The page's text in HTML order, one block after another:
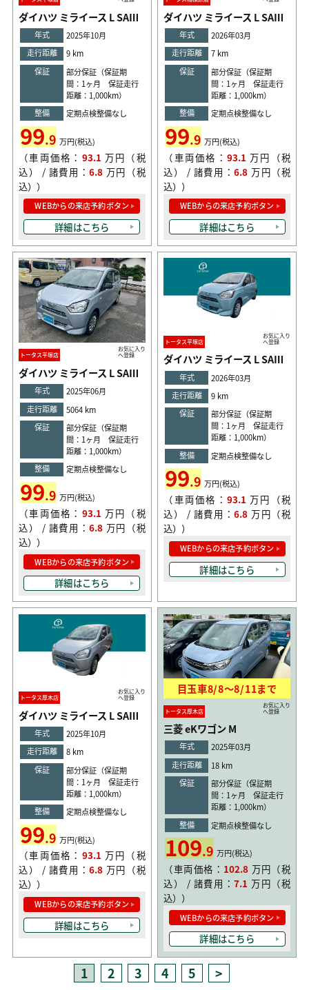
ダイハツ ミライース L SAⅢ
年式
2025年10月
走行距離
9 km
保証
部分保証（保証期
間：1ヶ月 保証走行
距離：1,000km）
整備
定期点検整備なし
99.9 万円(税込)
（車両価格： 93.1 万円（税
込） / 諸費用：6.8 万円（税
込））
WEBからの来店予約ボタン
詳細はこちら
ダイハツ ミライース L SAⅢ
年式
2026年03月
走行距離
7 km
保証
部分保証（保証期
間：1ヶ月 保証走行
距離：1,000km）
整備
定期点検整備なし
99.9 万円(税込)
（車両価格： 93.1 万円（税
込） / 諸費用：6.8 万円（税
込））
WEBからの来店予約ボタン
詳細はこちら
トータス平塚店
お気に入り
へ登録
ダイハツ ミライース L SAⅢ
年式
2025年06月
走行距離
5064 km
保証
部分保証（保証期
間：1ヶ月 保証走行
距離：1,000km）
整備
定期点検整備なし
99.9 万円(税込)
（車両価格： 93.1 万円（税
込） / 諸費用：6.8 万円（税
込））
WEBからの来店予約ボタン
詳細はこちら
トータス平塚店
お気に入り
へ登録
ダイハツ ミライース L SAⅢ
年式
2026年03月
走行距離
9 km
保証
部分保証（保証期
間：1ヶ月 保証走行
距離：1,000km）
整備
定期点検整備なし
99.9 万円(税込)
（車両価格： 93.1 万円（税
込） / 諸費用：6.8 万円（税
込））
WEBからの来店予約ボタン
詳細はこちら
トータス厚木店
お気に入り
へ登録
ダイハツ ミライース L SAⅢ
年式
2025年10月
走行距離
8 km
保証
部分保証（保証期
間：1ヶ月 保証走行
距離：1,000km）
整備
定期点検整備なし
99.9 万円(税込)
（車両価格： 93.1 万円（税
込） / 諸費用：6.8 万円（税
込））
WEBからの来店予約ボタン
詳細はこちら
目玉車8/8〜8/11まで
トータス厚木店
お気に入り
へ登録
三菱 eKワゴン M
年式
2025年03月
走行距離
18 km
保証
部分保証（保証期
間：1ヶ月 保証走行
距離：1,000km）
整備
定期点検整備なし
109.9 万円(税込)
（車両価格： 102.8 万円（税
込） / 諸費用：7.1 万円（税
込））
WEBからの来店予約ボタン
詳細はこちら
1 2 3 4 5 >